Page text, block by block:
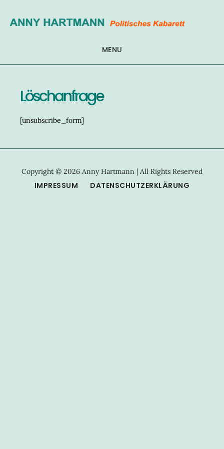
springen
MENU
Löschanfrage
[unsubscribe_form]
Copyright © 2026 Anny Hartmann | All Rights Reserved
IMPRESSUM DATENSCHUTZERKLÄRUNG